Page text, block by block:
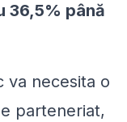
36,5% până
va necesita o
parteneriat,